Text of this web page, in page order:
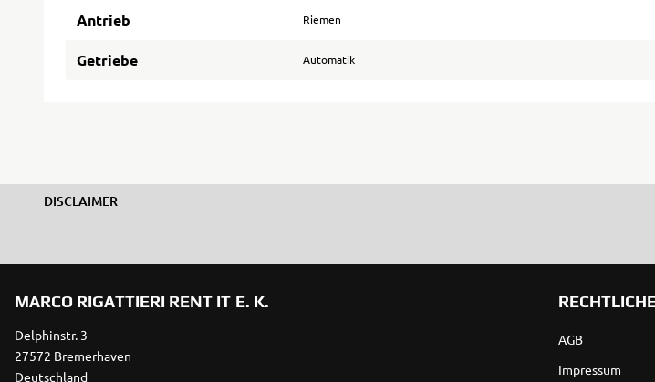
Antrieb Riemen
Getriebe Automatik
DISCLAIMER
MARCO RIGATTIERI RENT IT E. K.
Delphinstr. 3
27572 Bremerhaven
Deutschland
AGB
Impressum